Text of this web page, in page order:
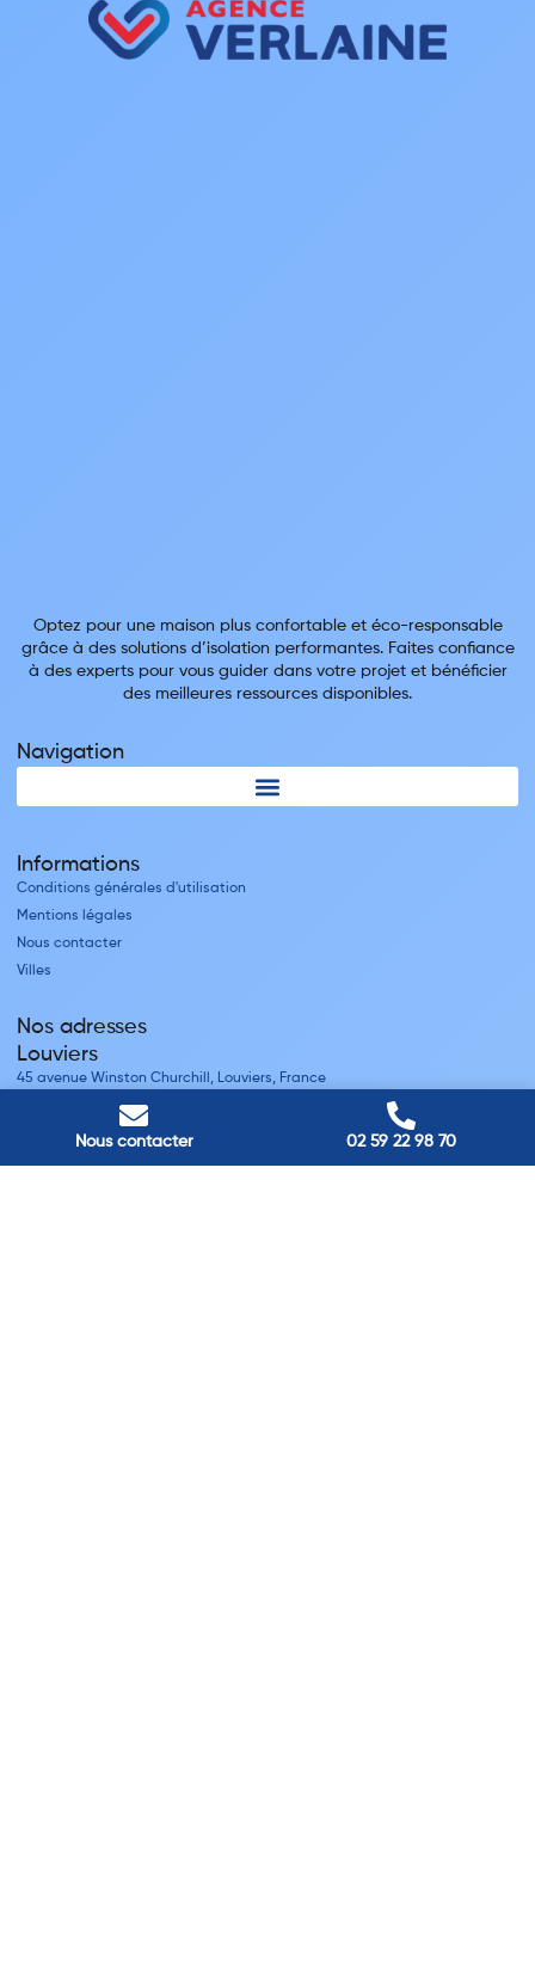
Nous contacter 02 59 22 98 70
Optez pour une maison plus confortable et éco-responsable
grâce à des solutions d’isolation performantes. Faites confiance
à des experts pour vous guider dans votre projet et bénéficier
des meilleures ressources disponibles.
Navigation
Informations
Conditions générales d'utilisation
Mentions légales
Nous contacter
Villes
Nos adresses
Louviers
45 avenue Winston Churchill, Louviers, France
Pont-Audemer
9 Rue du Président Georges Pompidou, Pont-Audemer, France
Rouen